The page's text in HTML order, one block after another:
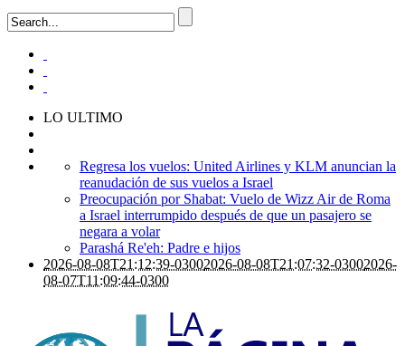
LO ULTIMO
Regresa los vuelos: United Airlines y KLM anuncian la
reanudación de sus vuelos a Israel
Preocupación por Shabat: Vuelo de Wizz Air de Roma
a Israel interrumpido después de que un pasajero se
negara a volar
Parashá Re'eh: Padre e hijos
2026-08-08T21:12:39-03002026-08-08T21:07:32-03002026-
08-07T11:09:44-0300